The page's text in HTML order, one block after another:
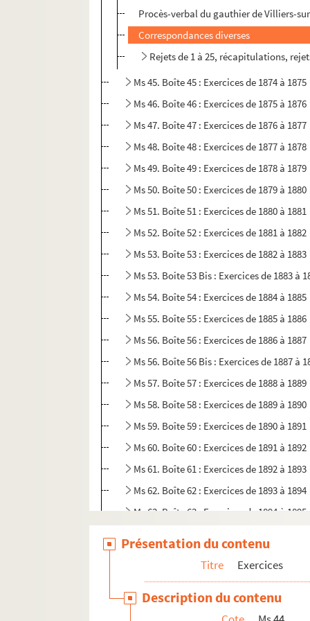
Procès-verbal du gauthier de Villiers-
Correspondances diverses
Rejets de 1 à 25, récapitulations,
Ms 45. Boîte 45 : Exercices de 1874 à 1875
Ms 46. Boîte 46 : Exercices de 1875 à 1876
Ms 47. Boîte 47 : Exercices de 1876 à 1877
Ms 48. Boîte 48 : Exercices de 1877 à 1878
Ms 49. Boîte 49 : Exercices de 1878 à 1879
Ms 50. Boîte 50 : Exercices de 1879 à 1880
Ms 51. Boîte 51 : Exercices de 1880 à 1881
Ms 52. Boîte 52 : Exercices de 1881 à 1882
Ms 53. Boîte 53 : Exercices de 1882 à 1883
Ms 53. Boite 53 Bis : Exercices de 1883 à
Ms 54. Boîte 54 : Exercices de 1884 à 1885
Ms 55. Boîte 55 : Exercices de 1885 à 1886
Ms 56. Boîte 56 : Exercices de 1886 à 1887
Ms 56. Boîte 56 Bis : Exercices de 1887 à
Ms 57. Boîte 57 : Exercices de 1888 à 1889
Ms 58. Boîte 58 : Exercices de 1889 à 1890
Ms 59. Boîte 59 : Exercices de 1890 à 1891
Ms 60. Boîte 60 : Exercices de 1891 à 1892
Ms 61. Boîte 61 : Exercices de 1892 à 1893
Ms 62. Boîte 62 : Exercices de 1893 à 1894
Ms 63. Boîte 63 : Exercices de 1894 à 1895
Ms 67. Boîte 67 : Exercices de 1898 à 1899
Présentation du contenu
Titre Exercices
Description du contenu